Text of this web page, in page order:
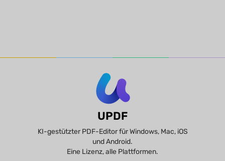
UPDF
KI-gestützter PDF-Editor für Windows, Mac, iOS
und Android.
Eine Lizenz, alle Plattformen.